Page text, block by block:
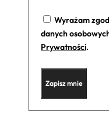
Wyrażam
danych
Prywatności.